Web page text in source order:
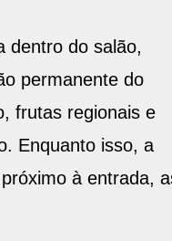
dentro do salão,
permanente do
frutas regionais e
Enquanto isso, a
à entrada,